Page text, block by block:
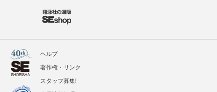
ヘルプ
著作権・リンク
スタッフ募集!